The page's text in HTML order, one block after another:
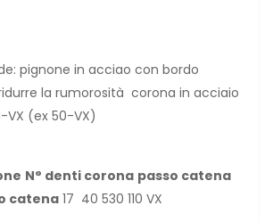
pignone in acciao con bordo
la rumorosità corona in acciaio
VX (ex 50-VX)
N° denti corona passo catena
catena 17 40 530 110 VX